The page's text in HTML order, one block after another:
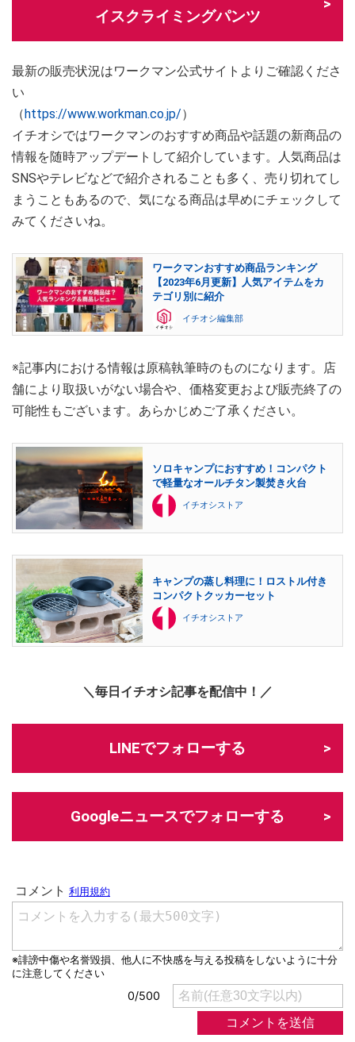
イスクライミングパンツ
最新の販売状況はワークマン公式サイトよりご確認くださ
い
（https://www.workman.co.jp/）
イチオシではワークマンのおすすめ商品や話題の新商品の
情報を随時アップデートして紹介しています。人気商品は
SNSやテレビなどで紹介されることも多く、売り切れてし
まうこともあるので、気になる商品は早めにチェックして
みてくださいね。
ワークマンおすすめ商品ランキング
【2023年6月更新】人気アイテムをカ
テゴリ別に紹介
イチオシ編集部
※記事内における情報は原稿執筆時のものになります。店
舗により取扱いがない場合や、価格変更および販売終了の
可能性もございます。あらかじめご了承ください。
ソロキャンプにおすすめ！コンパクト
で軽量なオールチタン製焚き火台
イチオシストア
キャンプの蒸し料理に！ロストル付き
コンパクトクッカーセット
イチオシストア
＼毎日イチオシ記事を配信中！／
LINEでフォローする
Googleニュースでフォローする